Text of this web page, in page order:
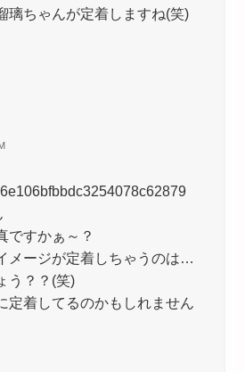
璃ちゃんが定着しますね(笑)
すかぁ～？
メージが定着しちゃうのは…
う？？(笑)
着してるのかもしれません